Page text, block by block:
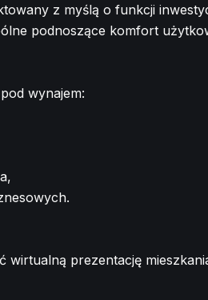
z myślą o funkcji
podnoszące komfort
wynajem:
prezentację